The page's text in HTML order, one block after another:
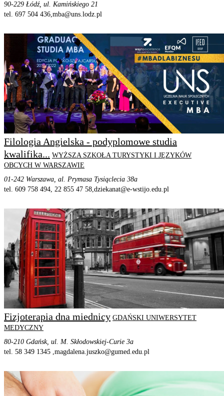
90-229 Łódź, ul. Kamińskiego 21
tel. 697 504 436,mba@uns.lodz.pl
Filologia Angielska - podyplomowe studia
kwalifika... WYŻSZA SZKOŁA TURYSTYKI I JĘZYKÓW
OBCYCH W WARSZAWIE
01-242 Warszawa, al. Prymasa Tysiąclecia 38a
tel. 609 758 494, 22 855 47 58,dziekanat@e-wstijo.edu.pl
Fizjoterapia dna miednicy GDAŃSKI UNIWERSYTET
MEDYCZNY
80-210 Gdańsk, ul. M. Skłodowskiej-Curie 3a
tel. 58 349 1345 ,magdalena.juszko@gumed.edu.pl